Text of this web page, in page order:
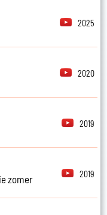
2025
2020
2019
zomer
2019